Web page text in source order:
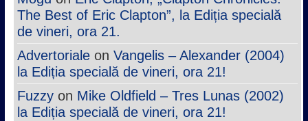
The Best of Eric Clapton”, la Ediția specială
de vineri, ora 21.
Advertorialeon Vangelis – Alexander (2004)
la Ediția specială de vineri, ora 21!
Fuzzyon Mike Oldfield – Tres Lunas (2002)
la Ediția specială de vineri, ora 21!